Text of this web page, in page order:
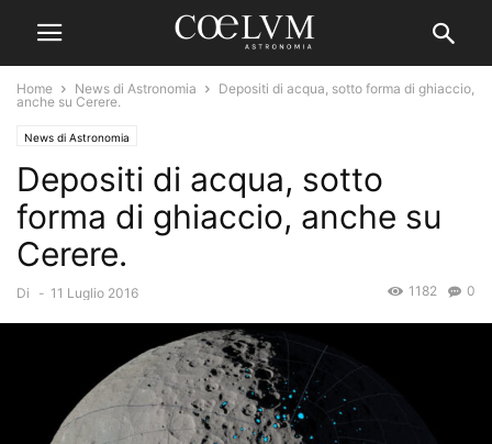
Home News di Astronomia
Depositi di acqua, sotto forma di ghiaccio,
anche su Cerere.
News di Astronomia
Depositi di acqua, sotto
forma di ghiaccio, anche su
Cerere.
Di - 11 Luglio 2016 0
1182